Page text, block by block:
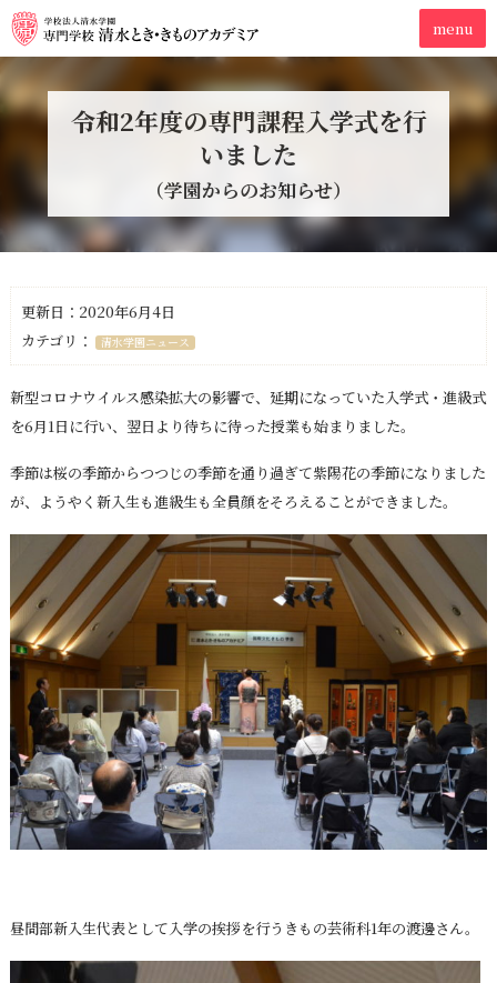
令和2年度の専門課程入学式を行
いました
（学園からのお知らせ）
更新日：2020年6月4日
カテゴリ：
清水学園ニュース
新型コロナウイルス感染拡大の影響で、延期になっていた入学式・進級式
を6月1日に行い、翌日より待ちに待った授業も始まりました。
季節は桜の季節からつつじの季節を通り過ぎて紫陽花の季節になりました
が、ようやく新入生も進級生も全員顔をそろえることができました。
昼間部新入生代表として入学の挨拶を行うきもの芸術科1年の渡邊さん。